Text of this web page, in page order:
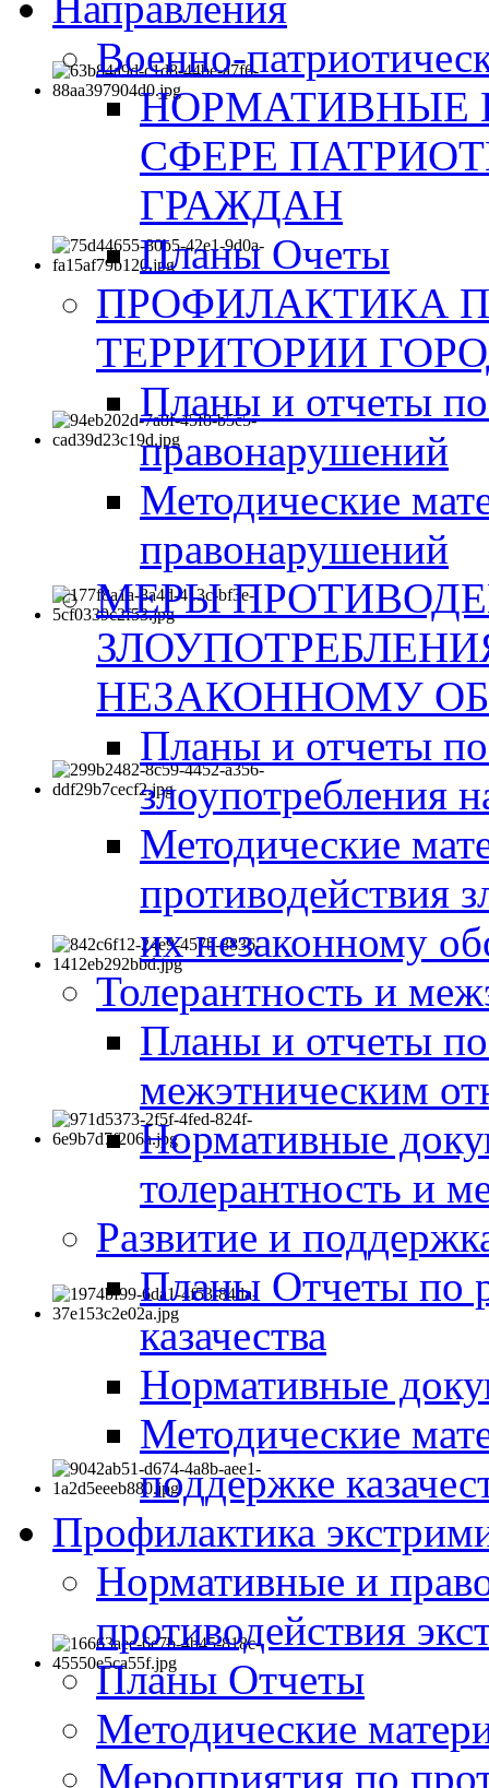
Военно-
НОРМАТИВНЫЕ
СФЕРЕ
ГРАЖДАН
Планы Очеты
ПРОФИЛАКТИКА
ТЕРРИТОРИИ
Планы и отчеты
правонарушений
Методические
правонарушений
МЕРЫ
НЕЗАКОННОМУ
Планы и отчеты
злоупотребления
Методические
противодействия
их незаконному
Толерантность и
Планы и отчеты
межэтническим
Нормативные
толерантность и
Развитие и
Планы Отчеты по
казачества
Нормативные
Методические
поддержке
Профилактика
Нормативные и
противодействия
Планы Отчеты
Методические
Мероприятия по